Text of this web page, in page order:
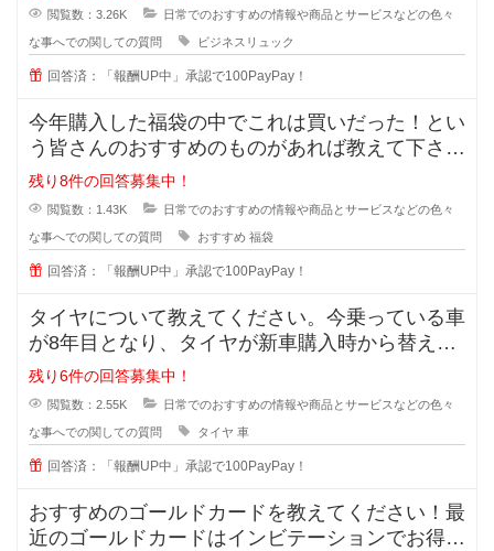
閲覧数：3.26K 日常でのおすすめの情報や商品とサービスなどの色々
な事へでの関しての質問 ビジネスリュック
回答済：「報酬UP中」承認で100PayPay！
今年購入した福袋の中でこれは買いだった！とい
う皆さんのおすすめのものがあれば教えて下さ
い。今まで購入したことがあるのはジ
残り8件の回答募集中！
閲覧数：1.43K 日常でのおすすめの情報や商品とサービスなどの色々
な事へでの関しての質問 おすすめ 福袋
回答済：「報酬UP中」承認で100PayPay！
タイヤについて教えてください。今乗っている車
が8年目となり、タイヤが新車購入時から替えて
いません。スリップサインが出てき
残り6件の回答募集中！
閲覧数：2.55K 日常でのおすすめの情報や商品とサービスなどの色々
な事へでの関しての質問 タイヤ 車
回答済：「報酬UP中」承認で100PayPay！
おすすめのゴールドカードを教えてください！最
近のゴールドカードはインビテーションでお得に